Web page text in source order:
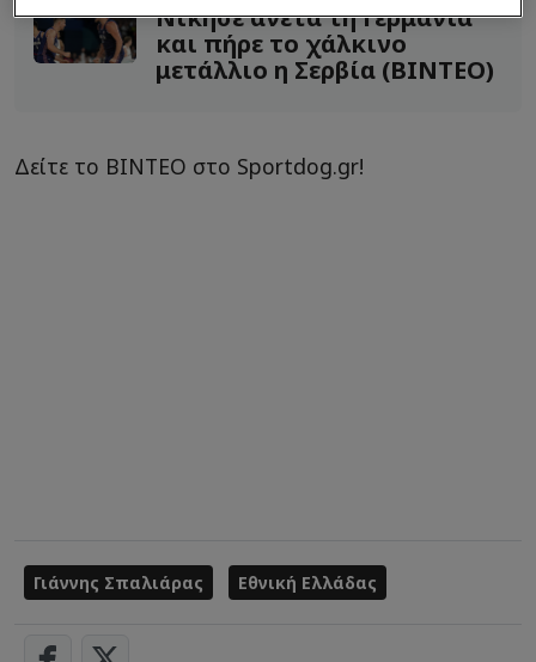
Νίκησε άνετα τη Γερμανία
και πήρε το χάλκινο
μετάλλιο η Σερβία (ΒΙΝΤΕΟ)
Δείτε το ΒΙΝΤΕΟ στο Sportdog.gr!
Γιάννης Σπαλιάρας Εθνική Ελλάδας